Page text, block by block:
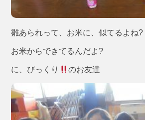
雛あられって、お米に、似てるよね?
お米からできてるんだよ?
に、びっくり のお友達